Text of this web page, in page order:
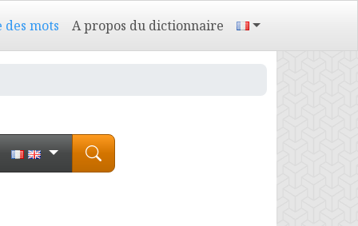
des mots A propos du dictionnaire